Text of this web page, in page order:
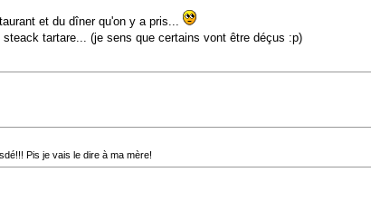
et du dîner qu'on y a pris...
tartare... (je sens que certains vont être déçus :p)
Pis je vais le dire à ma mère!